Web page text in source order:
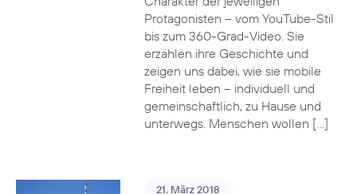
Protagonisten – vom YouTube-Stil
bis zum 360-Grad-Video. Sie
erzählen ihre Geschichte und
zeigen uns dabei, wie sie mobile
Freiheit leben – individuell und
gemeinschaftlich, zu Hause und
unterwegs. Menschen wollen […]
21. März 2018